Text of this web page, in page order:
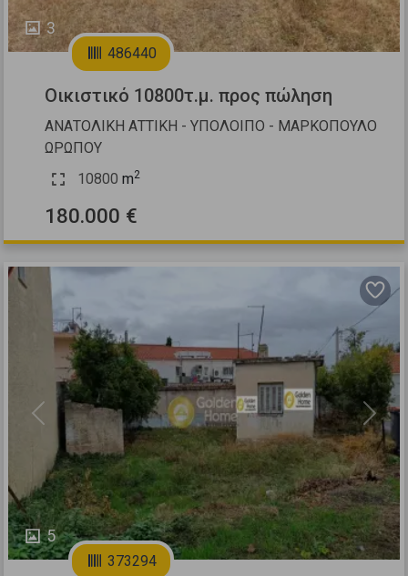
3
486440
Οικιστικό 10800τ.μ. προς πώληση
ΑΝΑΤΟΛΙΚΗ ΑΤΤΙΚΗ - ΥΠΟΛΟΙΠΟ - ΜΑΡΚΟΠΟΥΛΟ
ΩΡΩΠΟΥ
10800 m2
180.000 €
5
Previous Next
373294